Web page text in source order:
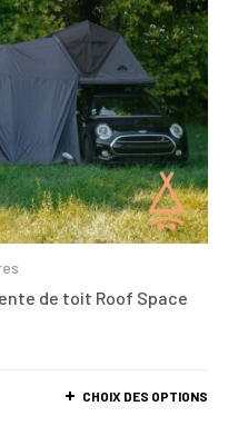
de toit Roof Space
CHOIX DES OPTIONS